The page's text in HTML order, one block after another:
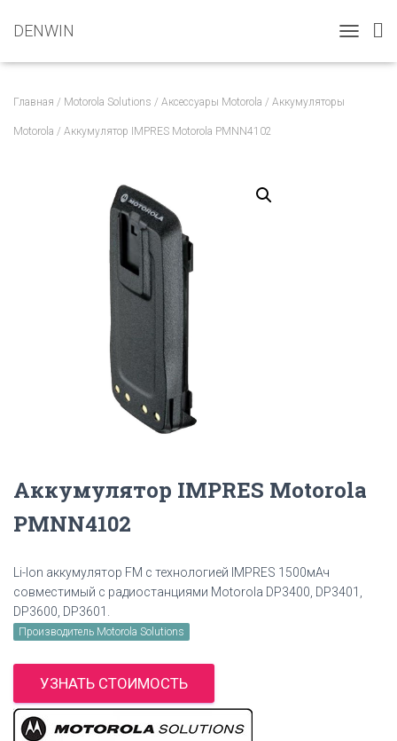
DENWIN
O
Главная / Motorola Solutions / Аксессуары Motorola / Аккумуляторы
Motorola / Аккумулятор IMPRES Motorola PMNN4102
Аккумулятор IMPRES Motorola
PMNN4102
Li-Ion аккумулятор FM с технологией IMPRES 1500мАч
совместимый с радиостанциями Motorola DP3400, DP3401,
DP3600, DP3601.
Производитель Motorola Solutions
УЗНАТЬ СТОИМОСТЬ